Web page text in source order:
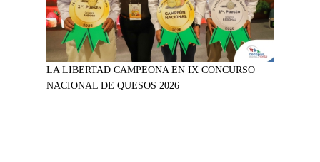
LA LIBERTAD CAMPEONA EN IX CONCURSO
NACIONAL DE QUESOS 2026